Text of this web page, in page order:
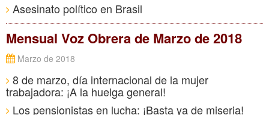
Asesinato político en Brasil
Mensual Voz Obrera de Marzo de 2018
Marzo de 2018
8 de marzo, día internacional de la mujer
trabajadora: ¡A la huelga general!
Los pensionistas en lucha: ¡Basta ya de miseria!